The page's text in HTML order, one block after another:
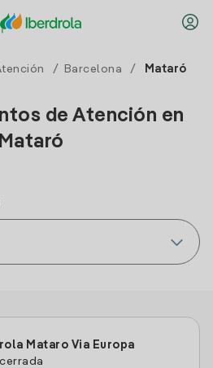
/ Barcelona / Mataró
de Atención en
Mataró
Mataro Via Europa